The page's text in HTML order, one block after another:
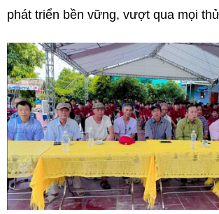
phát triển bền vững, vượt qua mọi